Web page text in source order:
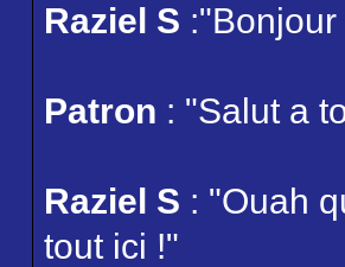
Raziel S
Patron : "Salut a
Raziel S : "Ouah
tout ici !"